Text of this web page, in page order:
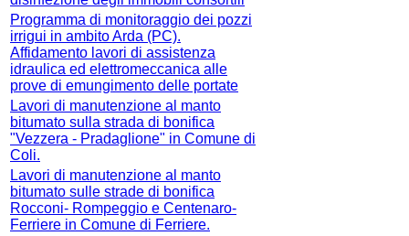
Programma di monitoraggio dei pozzi
irrigui in ambito Arda (PC).
Affidamento lavori di assistenza
idraulica ed elettromeccanica alle
prove di emungimento delle portate
Lavori di manutenzione al manto
bitumato sulla strada di bonifica
"Vezzera - Pradaglione" in Comune di
Coli.
Lavori di manutenzione al manto
bitumato sulle strade di bonifica
Rocconi- Rompeggio e Centenaro-
Ferriere in Comune di Ferriere.